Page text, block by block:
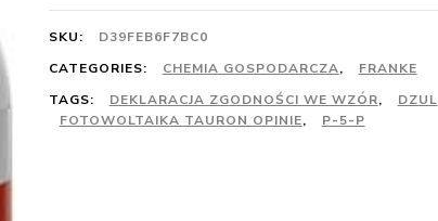
SKU:
D39FEB6F7BC0
CATEGORIES:
CHEMIA GOSPODARCZA,
FRANKE
TAGS:
DEKLARACJA ZGODNOŚCI WE WZÓR, DZUL
FOTOWOLTAIKA TAURON OPINIE, P-5-P